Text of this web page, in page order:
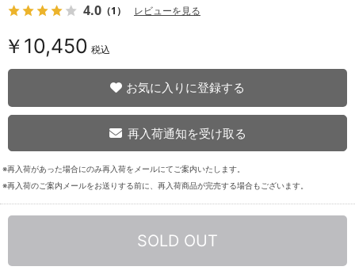
4.0 （1） レビューを見る
￥10,450 税込
お気に入りに登録する
再入荷通知を受け取る
※再入荷があった場合にのみ再入荷をメールにてご案内いたします。
※再入荷のご案内メールをお送りする前に、再入荷商品が完売する場合もございます。
SOLD OUT